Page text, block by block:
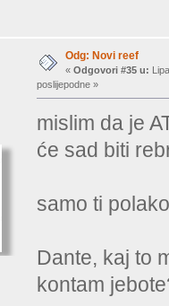
Odg: Novi reef
« Odgovori #35 u:
poslijepodne »
mislim da je
će sad biti
samo ti
Dante, kaj to
kontam